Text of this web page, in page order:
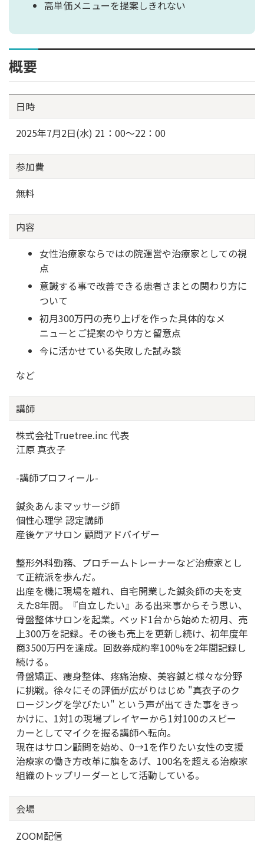
高単価メニューを提案しきれない
概要
日時
2025年7月2日(水) 21：00～22：00
参加費
無料
内容
女性治療家ならではの院運営や治療家としての視
点
意識する事で改善できる患者さまとの関わり方に
ついて
初月300万円の売り上げを作った具体的なメ
ニューとご提案のやり方と留意点
今に活かせている失敗した試み談
など
講師
株式会社Truetree.inc 代表
江原 真衣子
-講師プロフィール-
鍼灸あんまマッサージ師
個性心理学 認定講師
産後ケアサロン 顧問アドバイザー
整形外科勤務、プロチームトレーナーなど治療家とし
て正統派を歩んだ。
出産を機に現場を離れ、自宅開業した鍼灸師の夫を支
えた8年間。『自立したい』ある出来事からそう思い、
骨盤整体サロンを起業。ベッド1台から始めた初月、売
上300万を記録。その後も売上を更新し続け、初年度年
商3500万円を達成。回数券成約率100%を2年間記録し
続ける。
骨盤矯正、痩身整体、疼痛治療、美容鍼と様々な分野
に挑戦。徐々にその評価が広がりはじめ "真衣子のク
ロージングを学びたい" という声が出てきた事をきっ
かけに、1対1の現場プレイヤーから1対100のスピー
カーとしてマイクを握る講師へ転向。
現在はサロン顧問を始め、0→1を作りたい女性の支援
治療家の働き方改革に旗をあげ、100名を超える治療家
組織のトップリーダーとして活動している。
会場
ZOOM配信